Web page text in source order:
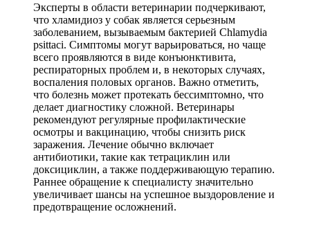
Эксперты в области ветеринарии подчеркивают,
что хламидиоз у собак является серьезным
заболеванием, вызываемым бактерией Chlamydia
psittaci. Симптомы могут варьироваться, но чаще
всего проявляются в виде конъюнктивита,
респираторных проблем и, в некоторых случаях,
воспаления половых органов. Важно отметить,
что болезнь может протекать бессимптомно, что
делает диагностику сложной. Ветеринары
рекомендуют регулярные профилактические
осмотры и вакцинацию, чтобы снизить риск
заражения. Лечение обычно включает
антибиотики, такие как тетрациклин или
доксициклин, а также поддерживающую терапию.
Раннее обращение к специалисту значительно
увеличивает шансы на успешное выздоровление и
предотвращение осложнений.